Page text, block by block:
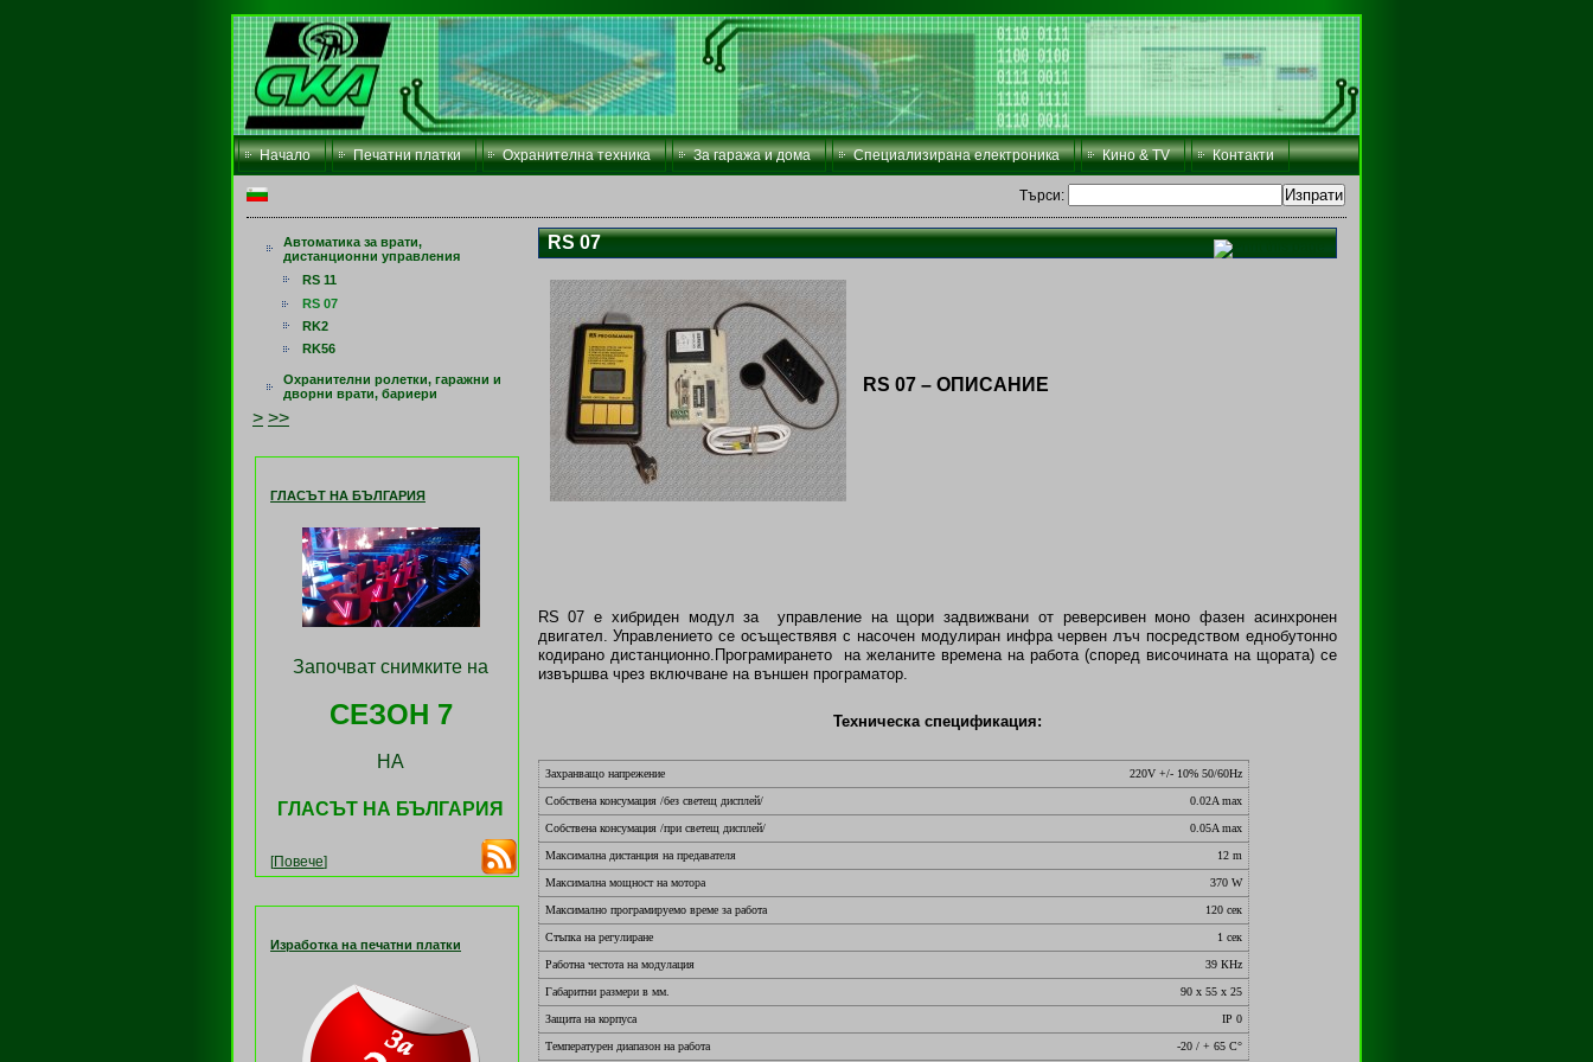
Начало Печатни платки Охранителна техника За гаража и дома Специализирана електроника Кино & TV Контакти
Търси:
Автоматика за врати,
дистанционни управления
RS 11
RS 07
RK2
RK56
Охранителни ролетки, гаражни и
дворни врати, бариери
> >>
ГЛАСЪТ НА БЪЛГАРИЯ
Започват снимките на
СЕЗОН 7
НА
ГЛАСЪТ НА БЪЛГАРИЯ
[Повече]
Изработка на печатни платки
RS 07
RS 07 – ОПИСАНИЕ
RS 07 е хибриден модул за управление на щори задвижвани от реверсивен моно фазен асинхронен
двигател. Управлението се осъществявя с насочен модулиран инфра червен лъч посредством еднобутонно
кодирано дистанционно.Програмирането на желаните времена на работа (според височината на щората) се
извършва чрез включване на външен програматор.
Техническа спецификация:
Захранващо напрежение 220V +/- 10% 50/60Hz
Собствена консумация /без светещ дисплей/ 0.02A max
Собствена консумация /при светещ дисплей/ 0.05A max
Максимална дистанция на предавателя 12 m
Максимална мощност на мотора 370 W
Максимално програмируемо време за работа 120 сек
Стъпка на регулиране 1 сек
Работна честота на модулация 39 КHz
Габаритни размери в мм. 90 х 55 х 25
Защита на корпуса IP 0
Температурен диапазон на работа -20 / + 65 С°